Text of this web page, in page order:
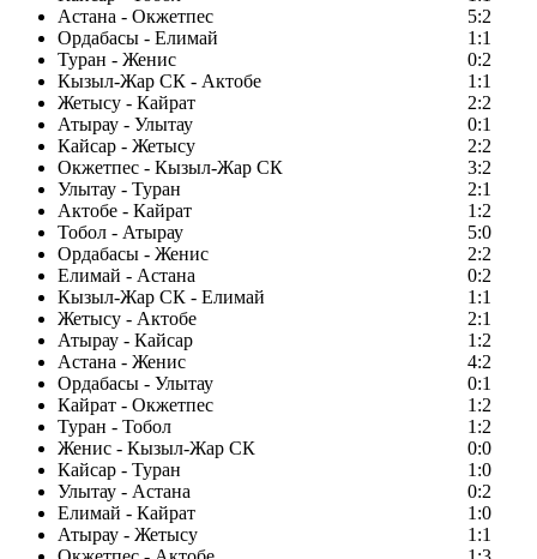
Астана - Окжетпес
5:2
Ордабасы - Елимай
1:1
Туран - Женис
0:2
Кызыл-Жар СК - Актобе
1:1
Жетысу - Кайрат
2:2
Атырау - Улытау
0:1
Кайсар - Жетысу
2:2
Окжетпес - Кызыл-Жар СК
3:2
Улытау - Туран
2:1
Актобе - Кайрат
1:2
Тобол - Атырау
5:0
Ордабасы - Женис
2:2
Елимай - Астана
0:2
Кызыл-Жар СК - Елимай
1:1
Жетысу - Актобе
2:1
Атырау - Кайсар
1:2
Астана - Женис
4:2
Ордабасы - Улытау
0:1
Кайрат - Окжетпес
1:2
Туран - Тобол
1:2
Женис - Кызыл-Жар СК
0:0
Кайсар - Туран
1:0
Улытау - Астана
0:2
Елимай - Кайрат
1:0
Атырау - Жетысу
1:1